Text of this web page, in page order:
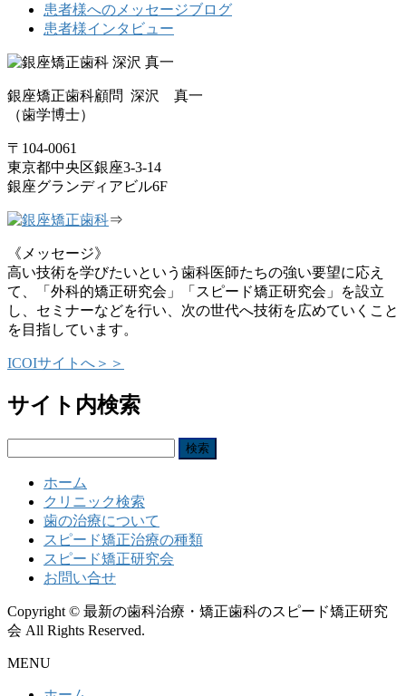
患者様へのメッセージブログ
患者様インタビュー
銀座矯正歯科顧問 深沢 真一
（歯学博士）
〒104-0061
東京都中央区銀座3-3-14
銀座グランディアビル6F
⇒
《メッセージ》
高い技術を学びたいという歯科医師たちの強い要望に応え
て、「外科的矯正研究会」「スピード矯正研究会」を設立
し、セミナーなどを行い、次の世代へ技術を広めていくこと
を目指しています。
ICOIサイトへ＞＞
サイト内検索
ホーム
クリニック検索
歯の治療について
スピード矯正治療の種類
スピード矯正研究会
お問い合せ
Copyright © 最新の歯科治療・矯正歯科のスピード矯正研究
会 All Rights Reserved.
MENU